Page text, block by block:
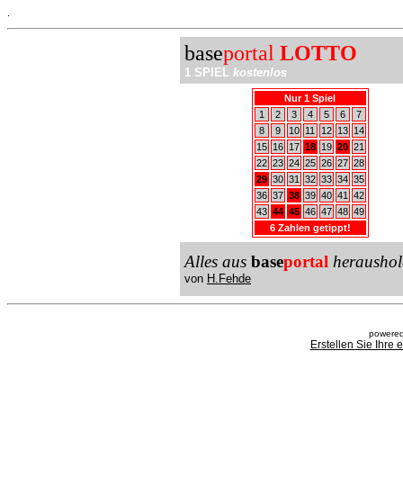
baseportal LOTTO
1 SPIEL kostenlos
Nur 1 Spiel
1
2 3 4 5 6
7
8
9 10 11 12 13
14
15
16 17 18 19 20 21
22 23 24 25 26 27 28
29 30 31 32 33 34 35
36 37 38 39 40 41
42
43 44 45 46 47 48 49
6 Zahlen getippt!
Alles aus baseportal
von H.Fehde
Erstellen Sie Ihre